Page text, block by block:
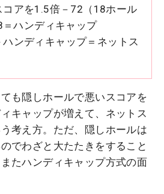
コアを1.5倍－72（18ホール
ハンディキャップ
ハンディキャップ＝ネットス
も隠しホールで悪いスコアを
キャップが増えて、ネットス
考え方。ただ、隠しホールは
でわざと大たたきをすること
たハンディキャップ方式の面